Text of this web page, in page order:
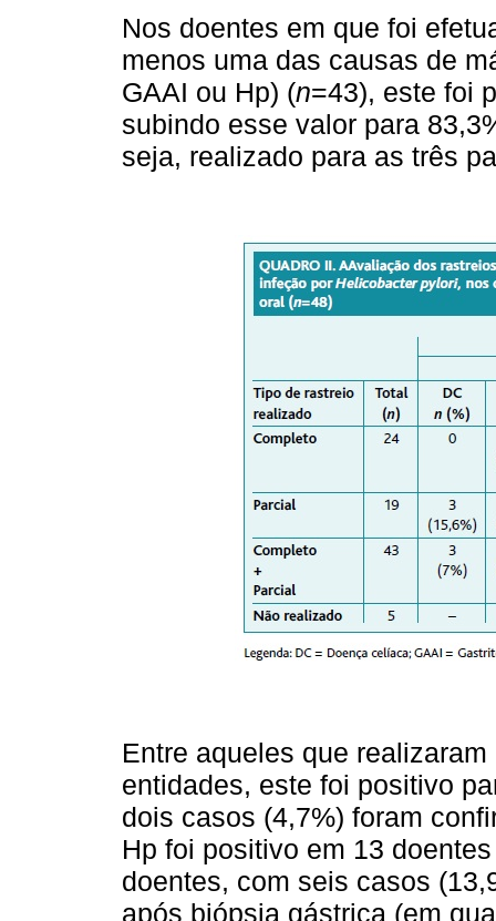
Nos doentes em que foi
menos uma das causas de
GAAI ou Hp) (n=43), este foi
subindo esse valor para
seja, realizado para as três
Entre aqueles que
entidades, este foi positivo
dois casos (4,7%) foram
Hp foi positivo em 13
doentes, com seis casos
após biópsia gástrica (em